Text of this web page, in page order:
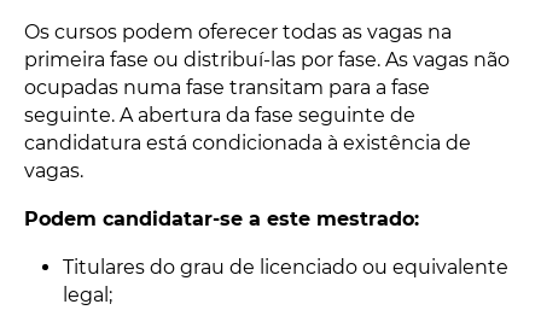
Os cursos podem oferecer todas as vagas na
primeira fase ou distribuí-las por fase. As vagas não
ocupadas numa fase transitam para a fase
seguinte. A abertura da fase seguinte de
candidatura está condicionada à existência de
vagas.
Podem candidatar-se a este mestrado:
Titulares do grau de licenciado ou equivalente
legal;